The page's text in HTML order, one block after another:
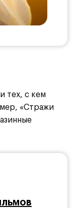
тех, с кем
«Стражи